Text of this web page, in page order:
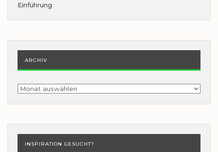
Einführung
ARCHIV
Archiv
INSPIRATION GESUCHT?